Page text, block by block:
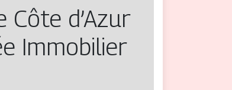
d’Azur
Immobilier